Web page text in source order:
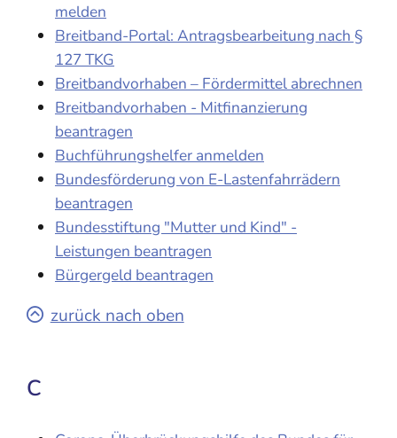
melden
Breitband-Portal: Antragsbearbeitung nach §
127 TKG
Breitbandvorhaben – Fördermittel abrechnen
Breitbandvorhaben - Mitfinanzierung
beantragen
Buchführungshelfer anmelden
Bundesförderung von E-Lastenfahrrädern
beantragen
Bundesstiftung "Mutter und Kind" -
Leistungen beantragen
Bürgergeld beantragen
zurück nach oben
C